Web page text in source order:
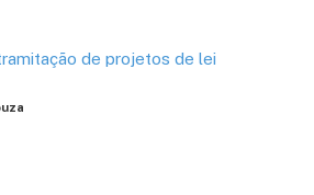
de projetos de lei